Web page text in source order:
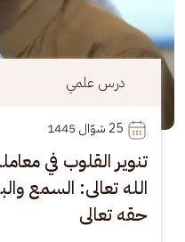
درس علمي
25
الله تعالى: السمع
حقه تعالى